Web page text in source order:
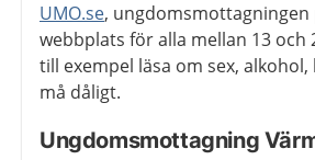
UMO.se, ungdomsmottagningen
webbplats för alla mellan 13 och
till exempel läsa om sex,
må dåligt.
Ungdomsmottagning